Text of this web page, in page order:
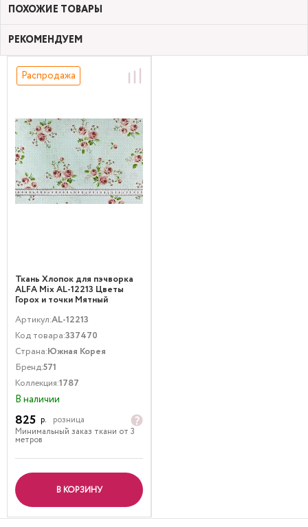
ПОХОЖИЕ ТОВАРЫ
РЕКОМЕНДУЕМ
Распродажа
Ткань Хлопок для пэчворка
ALFA Mix AL-12213 Цветы
Горох и точки Мятный
Артикул:AL-12213
Код товара:337470
Страна:Южная Корея
Бренд:571
Коллекция:1787
В наличии
825 р.
розница
Минимальный заказ ткани от 3
метров
В КОРЗИНУ